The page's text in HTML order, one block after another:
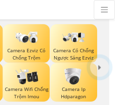
Camera Ezviz Có
Chống Trộm
Camera Có Chống
Ngược Sáng Ezviz
Camera Wifi Chống
Trộm Imou
Camera Ip
Hdparagon